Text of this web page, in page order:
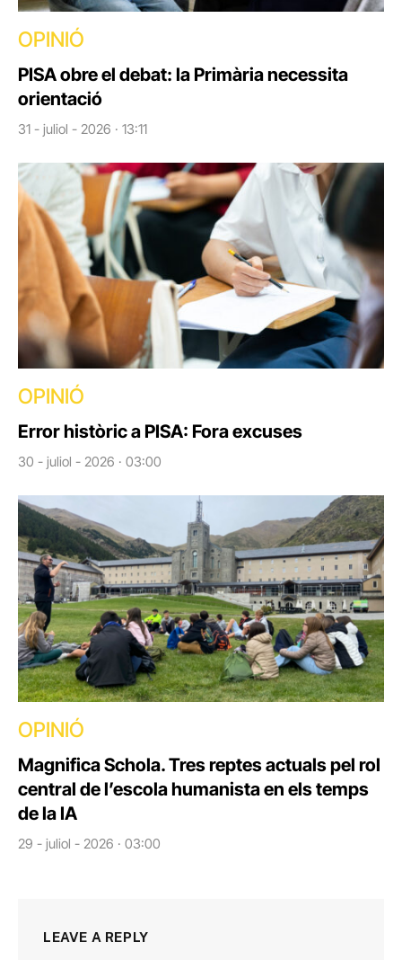
OPINIÓ
PISA obre el debat: la Primària necessita
orientació
31 - juliol - 2026 · 13:11
OPINIÓ
Error històric a PISA: Fora excuses
30 - juliol - 2026 · 03:00
OPINIÓ
Magnifica Schola. Tres reptes actuals pel rol
central de l’escola humanista en els temps
de la IA
29 - juliol - 2026 · 03:00
LEAVE A REPLY